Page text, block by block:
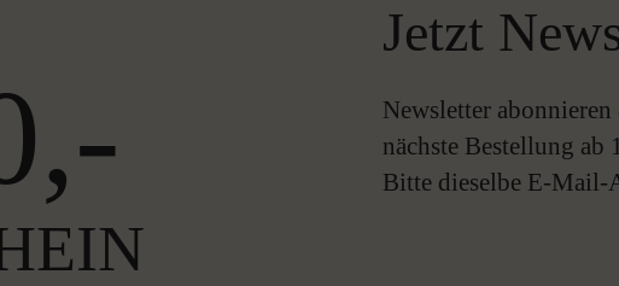
Jetzt
Newsletter
nächste Bestellung
Bitte dieselbe E-Mail-